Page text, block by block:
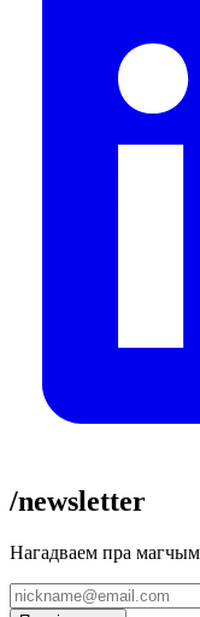
/newsletter
Нагадваем пра